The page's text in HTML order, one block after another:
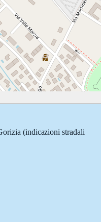
(indicazioni stradali